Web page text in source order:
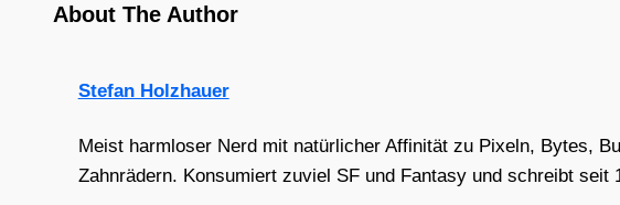
About The Author
Stefan Holzhauer
Meist harmloser Nerd mit natürlicher Affinität zu Pixeln, Bytes,
Zahnrädern. Konsumiert zuviel SF und Fantasy und schreibt seit